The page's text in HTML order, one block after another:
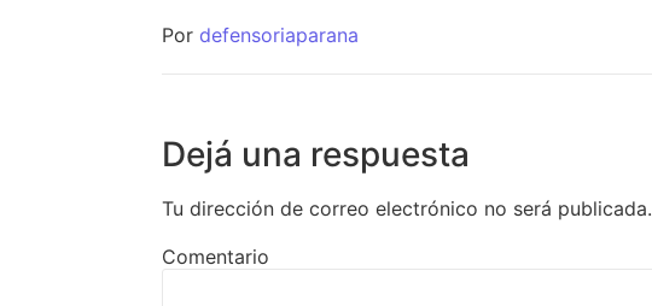
Pordefensoriaparana
Dejá una respuesta
Tu dirección de correo electrónico no será publicada.
Comentario